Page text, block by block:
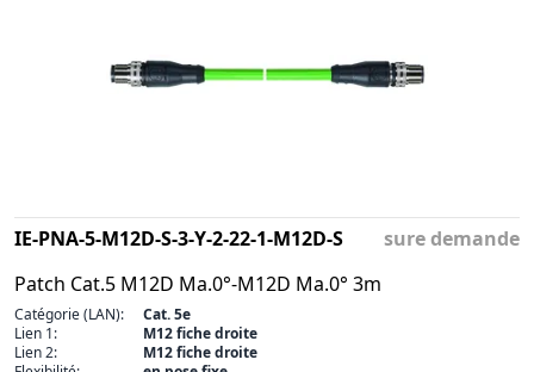
IE-PNA-5-M12D-S-3-Y-2-22-1-M12D-S
Patch Cat.5 M12D Ma.0°-M12D Ma.0° 3m
sure demande
Catégorie (LAN):
Cat. 5e
Lien 1:
M12 fiche droite
Lien 2:
M12 fiche droite